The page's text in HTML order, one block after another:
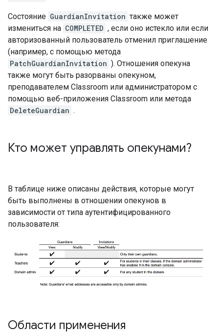
Состояние GuardianInvitation также может
измениться на COMPLETED , если оно истекло или если
авторизованный пользователь отменил приглашение
(например, с помощью метода
PatchGuardianInvitation ). Отношения опекуна
также могут быть разорваны опекуном,
преподавателем Classroom или администратором с
помощью веб-приложения Classroom или метода
DeleteGuardian .
Кто может управлять опекунами?
В таблице ниже описаны действия, которые могут
быть выполнены в отношении опекунов в
зависимости от типа аутентифицированного
пользователя:
Области применения